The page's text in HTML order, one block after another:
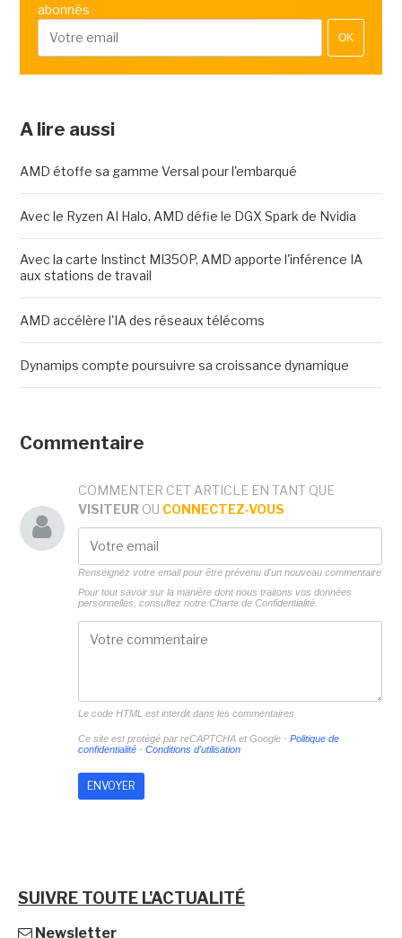
abonnés
OK
A lire aussi
AMD étoffe sa gamme Versal pour l'embarqué
Avec le Ryzen AI Halo, AMD défie le DGX Spark de Nvidia
Avec la carte Instinct MI350P, AMD apporte l'inférence IA
aux stations de travail
AMD accélère l'IA des réseaux télécoms
Dynamips compte poursuivre sa croissance dynamique
Commentaire
COMMENTER CET ARTICLE EN TANT QUE
VISITEUR OU CONNECTEZ-VOUS
Renseignez votre email pour être prévenu d'un nouveau commentaire
Pour tout savoir sur la manière dont nous traitons vos données
personnelles, consultez notre Charte de Confidentialité.
Le code HTML est interdit dans les commentaires
Ce site est protégé par reCAPTCHA et Google - Politique de
confidentialité- Conditions d'utilisation
SUIVRE TOUTE L'ACTUALITÉ
Newsletter